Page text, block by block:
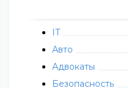
IT
Авто
Адвокаты
Безопасность